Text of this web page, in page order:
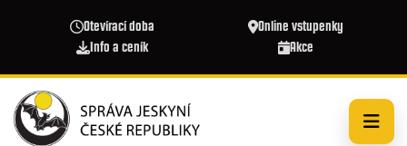
Otevírací doba
Online vstupenky
Info a ceník
Akce